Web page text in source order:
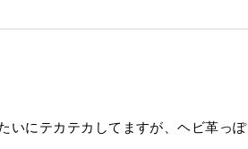
いにテカテカしてますが、ヘビ革っ